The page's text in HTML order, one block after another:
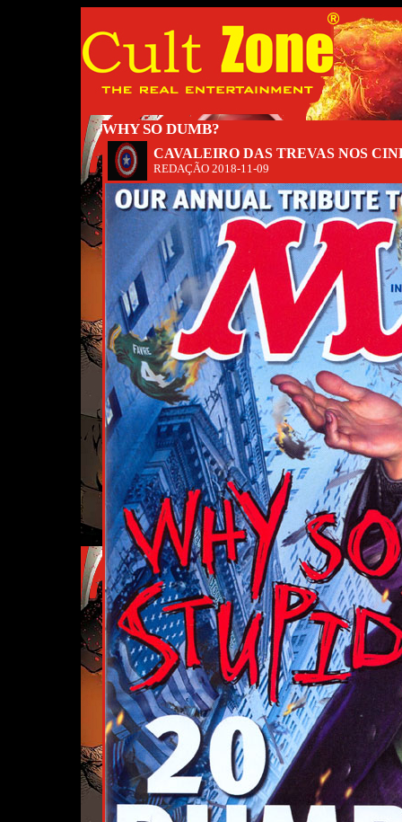
WHY SO DUMB?
CAVALEIRO DAS TREVAS NOS
REDAÇÃO 2018-11-09